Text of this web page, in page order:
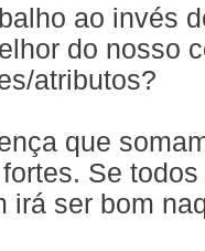
ao invés
do nosso
atributos?
que
Se
irá ser bom